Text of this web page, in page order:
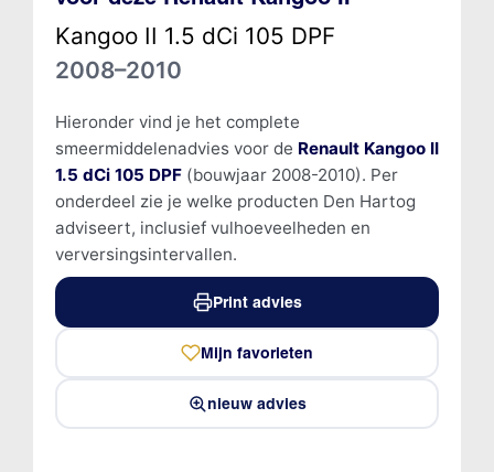
Kangoo II 1.5 dCi 105 DPF
2008–2010
Hieronder vind je het complete
smeermiddelenadvies voor de Renault Kangoo II
1.5 dCi 105 DPF(bouwjaar 2008-2010). Per
onderdeel zie je welke producten Den Hartog
adviseert, inclusief vulhoeveelheden en
verversingsintervallen.
Print advies
Mijn favorieten
nieuw advies